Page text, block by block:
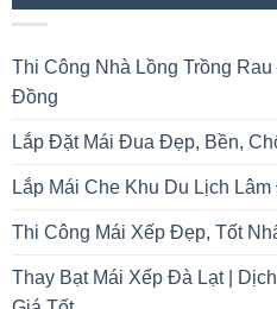
Thi Công Nhà Lồng Trồng
Đồng
Lắp Đặt Mái Đua Đẹp, Bền,
Lắp Mái Che Khu Du Lịch
Thi Công Mái Xếp Đẹp, Tốt
Thay Bạt Mái Xếp Đà Lạt |